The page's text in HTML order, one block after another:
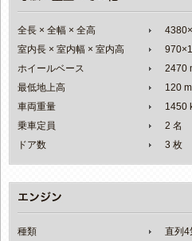
全長 × 全幅 × 全高
室内長 × 室内幅 × 室内高
ホイールベース
2470
最低地上高
120
車両重量
1450
乗車定員
2 名
ドア数
3 枚
種類
直列4